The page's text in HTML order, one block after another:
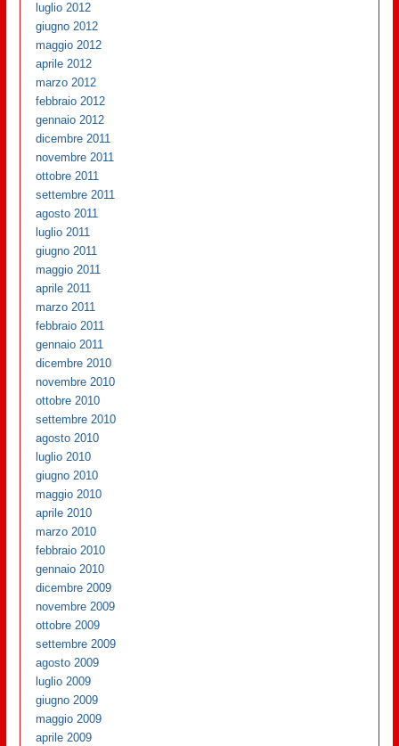
luglio 2012
giugno 2012
maggio 2012
aprile 2012
marzo 2012
febbraio 2012
gennaio 2012
dicembre 2011
novembre 2011
ottobre 2011
settembre 2011
agosto 2011
luglio 2011
giugno 2011
maggio 2011
aprile 2011
marzo 2011
febbraio 2011
gennaio 2011
dicembre 2010
novembre 2010
ottobre 2010
settembre 2010
agosto 2010
luglio 2010
giugno 2010
maggio 2010
aprile 2010
marzo 2010
febbraio 2010
gennaio 2010
dicembre 2009
novembre 2009
ottobre 2009
settembre 2009
agosto 2009
luglio 2009
giugno 2009
maggio 2009
aprile 2009